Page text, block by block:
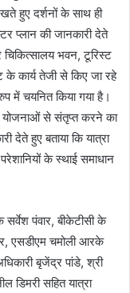
हुए दर्शनों के साथ ही
प्लान की जानकारी देते
चिकित्सालय भवन, टूरिस्ट
कार्य तेजी से किए जा रहे
में चयनित किया गया है।
योजनाओं से संतृप्त करने का
देते हुए बताया कि यात्रा
के स्थाई समाधान
सर्वेश पंवार, बीकेटीसी के
एसडीएम चमोली आरके
बृजेंद्र पांडे, श्री
डिमरी सहित यात्रा